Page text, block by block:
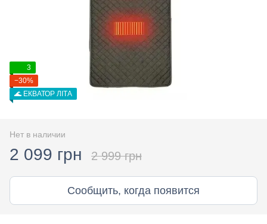
3
−30%
🌊 ЕКВАТОР ЛІТА
Нет в наличии
2 099 грн 2 999 грн
Сообщить, когда появится